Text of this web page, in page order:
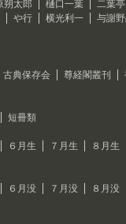
朔太郎 樋口一葉
二葉
や行 横光利一
与謝
古典保存会 尊経閣叢刊
短冊類
６月生 ７月生
８月生
６月没 ７月没
８月没